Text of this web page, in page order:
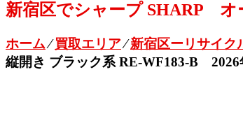
新宿区でシャープ SHARP
ホーム⁄買取エリア⁄新宿区ーリサイク
縦開き ブラック系 RE-WF183-B